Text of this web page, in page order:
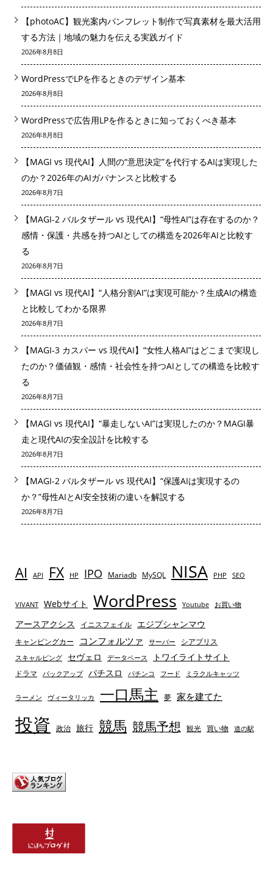
【photoAC】観光案内パンフレット制作で写真素材を最大活用
する方法｜地域の魅力を伝える実践ガイド
2026年8月8日
WordPressでLPを作るときのデザイン基本
2026年8月8日
WordPressで広告用LPを作るときに知っておくべき基本
2026年8月8日
【MAGI vs 現代AI】人間の“意思決定”を代行するAIは実現した
のか？2026年のAIガバナンスと比較する
2026年8月7日
【MAGI-2 バルタザール vs 現代AI】“母性AI”は存在するのか？
感情・保護・共感を持つAIとしての構造を2026年AIと比較す
る
2026年8月7日
【MAGI vs 現代AI】“人格分割AI”は実現可能か？生成AIの構造
と比較してわかる限界
2026年8月7日
【MAGI-3 カスパー vs 現代AI】“女性人格AI”はどこまで実現し
たのか？価値観・感情・社会性を持つAIとしての構造を比較す
る
2026年8月7日
【MAGI vs 現代AI】“暴走しないAI”は実現したのか？MAGI暴
走と現代AIの安全設計を比較する
2026年8月7日
【MAGI-2 バルタザール vs 現代AI】“保護AIは実現するの
か？”母性AIとAI安全技術の違いを解説する
2026年8月7日
AI API FX HP IPO Mariadb MySQL NISA PHP SEO
VIVANT Webサイト WordPress Youtube お買い物
アースアクシス イニスフェイル エジプシャンマウ
キャンピングカー コンフォルツァ サーバー シアブリス
スキャルピング セヴェロ データベース トワイライトサイト
ドラマ バックアップ パチスロ パチンコ フード ミラクルキャッツ
ラーメン ヴィータリッカ 一口馬主 夢 家を建てた
投資 政治 旅行 競馬 競馬予想 観光 買い物 道の駅